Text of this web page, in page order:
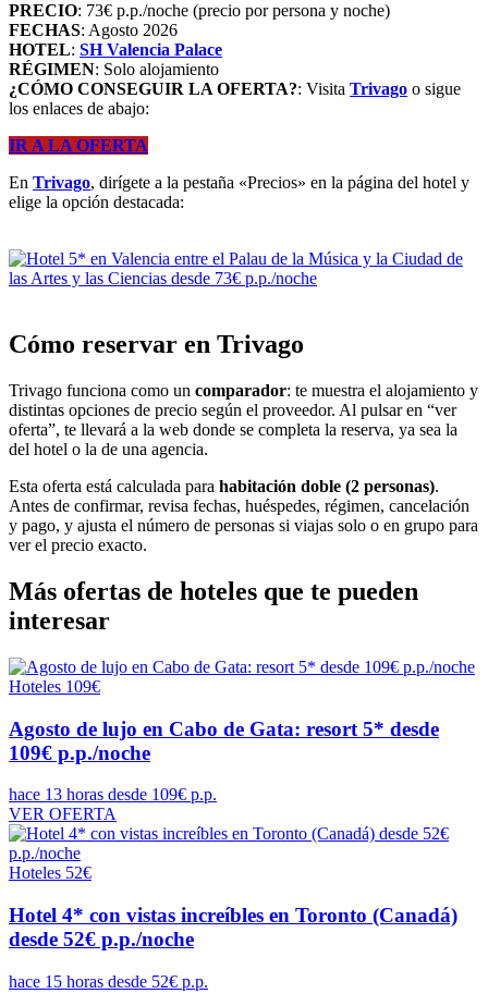
PRECIO: 73€ p.p./noche (precio por persona y noche)
FECHAS: Agosto 2026
HOTEL: SH Valencia Palace
RÉGIMEN: Solo alojamiento
¿CÓMO CONSEGUIR LA OFERTA?: Visita Trivago o sigue
los enlaces de abajo:
IR A LA OFERTA
En Trivago, dirígete a la pestaña «Precios» en la página del hotel y
elige la opción destacada:
Cómo reservar en Trivago
Trivago funciona como un comparador: te muestra el alojamiento y
distintas opciones de precio según el proveedor. Al pulsar en “ver
oferta”, te llevará a la web donde se completa la reserva, ya sea la
del hotel o la de una agencia.
Esta oferta está calculada para habitación doble (2 personas).
Antes de confirmar, revisa fechas, huéspedes, régimen, cancelación
y pago, y ajusta el número de personas si viajas solo o en grupo para
ver el precio exacto.
Más ofertas de hoteles que te pueden
interesar
Hoteles 109€
Agosto de lujo en Cabo de Gata: resort 5* desde
109€ p.p./noche
hace 13 horas desde 109€ p.p.
VER OFERTA
Hoteles 52€
Hotel 4* con vistas increíbles en Toronto (Canadá)
desde 52€ p.p./noche
hace 15 horas desde 52€ p.p.